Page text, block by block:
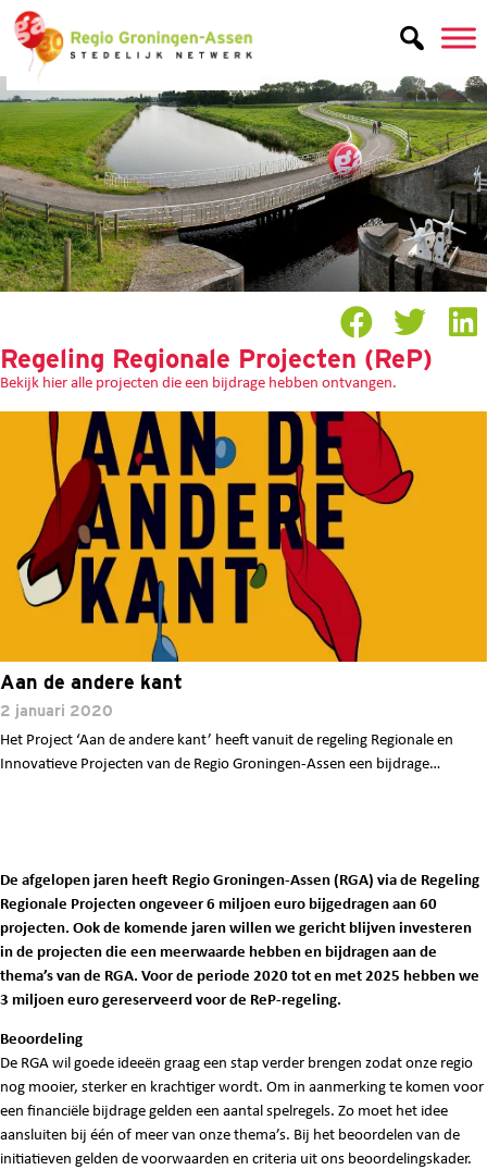
Regeling Regionale Projecten (ReP)
Bekijk hier alle projecten die een bijdrage hebben ontvangen.
Aan de andere kant
2 januari 2020
Het Project ‘Aan de andere kant’ heeft vanuit de regeling Regionale en
Innovatieve Projecten van de Regio Groningen-Assen een bijdrage…
De afgelopen jaren heeft Regio Groningen-Assen (RGA) via de Regeling
Regionale Projecten ongeveer 6 miljoen euro bijgedragen aan 60
projecten. Ook de komende jaren willen we gericht blijven investeren
in de projecten die een meerwaarde hebben en bijdragen aan de
thema’s van de RGA. Voor de periode 2020 tot en met 2025 hebben we
3 miljoen euro gereserveerd voor de ReP-regeling.
Beoordeling
De RGA wil goede ideeën graag een stap verder brengen zodat onze regio
nog mooier, sterker en krachtiger wordt. Om in aanmerking te komen voor
een financiële bijdrage gelden een aantal spelregels. Zo moet het idee
aansluiten bij één of meer van onze thema’s. Bij het beoordelen van de
initiatieven gelden de voorwaarden en criteria uit ons beoordelingskader.